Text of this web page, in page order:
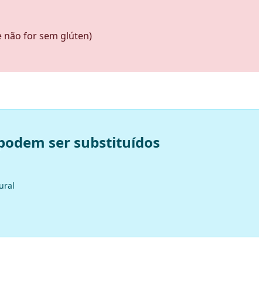
não for sem glúten)
ser substituídos